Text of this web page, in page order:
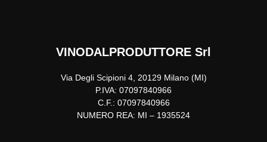
VINODALPRODUTTORE Srl
Via Degli Scipioni 4, 20129 Milano (MI)
P.IVA: 07097840966
C.F.: 07097840966
NUMERO REA: MI – 1935524